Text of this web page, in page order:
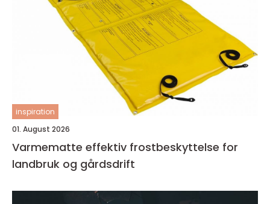
inspiration
01. August 2026
Varmematte effektiv frostbeskyttelse for
landbruk og gårdsdrift